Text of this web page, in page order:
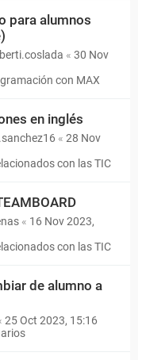
para alumnos
« 30 Nov
con MAX
en inglés
« 28 Nov
con las TIC
« 16 Nov 2023,
con las TIC
de alumno a
25 Oct 2023, 15:16